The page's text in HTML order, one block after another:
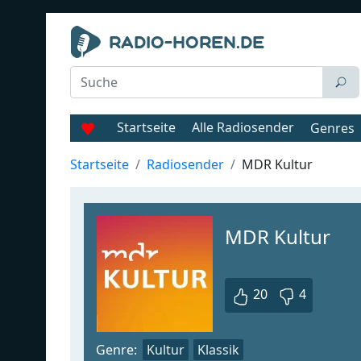
Startseite Alle Radiosender Genres
Startseite Radiosender MDR Kultur
MDR Kultur
20 4
Genre: Kultur Klassik